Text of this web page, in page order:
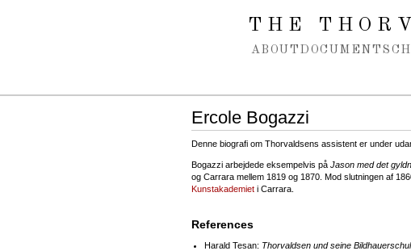
THE
ABOUT DOCUMENTS
Ercole Bogazzi
Denne biografi om Thorvaldsens assistent er under
Bogazzi arbejdede eksempelvis på Jason med det
og Carrara mellem 1819 og 1870. Mod slutningen af
Kunstakademiet i Carrara.
References
Harald Tesan: Thorvaldsen und seine